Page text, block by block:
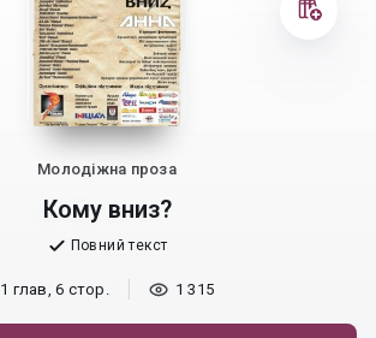
Молодіжна проза
Кому вниз?
Повний текст
1 глав, 6 стор. 1 315